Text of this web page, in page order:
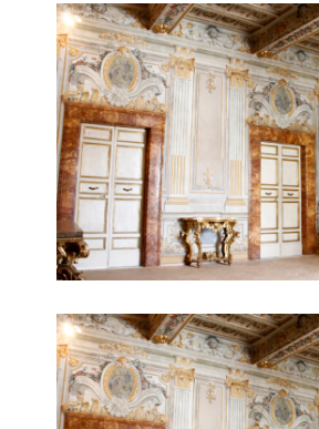
interni galleria del piano nobile
galleria del piano nobile - pareti